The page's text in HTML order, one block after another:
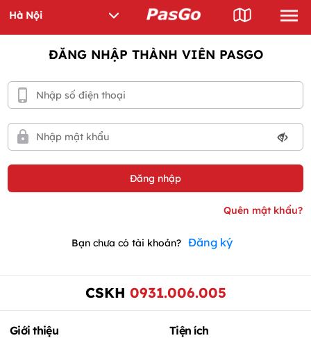
ĐĂNG NHẬP THÀNH VIÊN PASGO
Bạn chưa có tài khoản? Đăng ký
CSKH 0931.006.005
Giới thiệu Tiện ích